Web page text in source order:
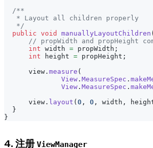
/**
   * Layout all children properly
   */
public void manuallyLayoutChildren (
// propWidth and propHeight
int width = propWidth ;
int height = propHeight ;
      view
. measure (
View . MeasureSpec .
View . MeasureSpec .
      view
. layout ( 0 , 0 , width ,
}
}
4. 注册 ViewManager